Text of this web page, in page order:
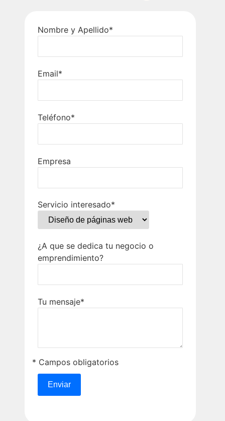
Nombre y Apellido*
Email*
Teléfono*
Empresa
Servicio interesado*
¿A que se dedica tu negocio o
emprendimiento?
Tu mensaje*
* Campos obligatorios